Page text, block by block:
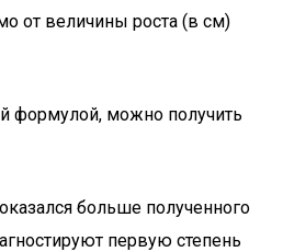
от величины роста (в см)
формулой, можно получить
больше полученного
первую степень